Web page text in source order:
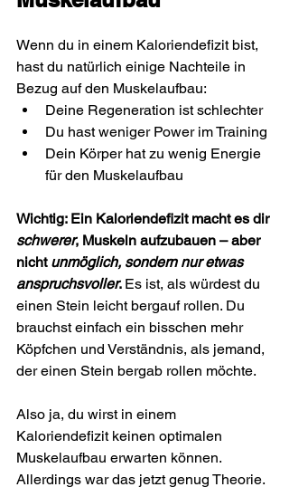
Wenn du in einem Kaloriendefizit bist,
hast du natürlich einige Nachteile in
Bezug auf den Muskelaufbau:
Deine Regeneration ist schlechter
Du hast weniger Power im Training
Dein Körper hat zu wenig Energie
für den Muskelaufbau
Wichtig: Ein Kaloriendefizit macht es dir
schwerer, Muskeln aufzubauen – aber
nicht unmöglich, sondern nur etwas
anspruchsvoller. Es ist, als würdest du
einen Stein leicht bergauf rollen. Du
brauchst einfach ein bisschen mehr
Köpfchen und Verständnis, als jemand,
der einen Stein bergab rollen möchte.
Also ja, du wirst in einem
Kaloriendefizit keinen optimalen
Muskelaufbau erwarten können.
Allerdings war das jetzt genug Theorie.